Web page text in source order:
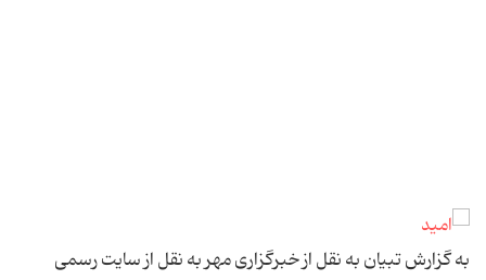
به گزارش تبیان به نقل از خبرگزاری مهر به نقل از سایت رسمی